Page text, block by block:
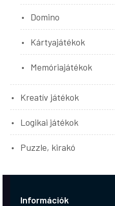
Domino
Kártyajátékok
Memóriajátékok
Kreatív játékok
Logikai játékok
Puzzle, kirakó
Információk